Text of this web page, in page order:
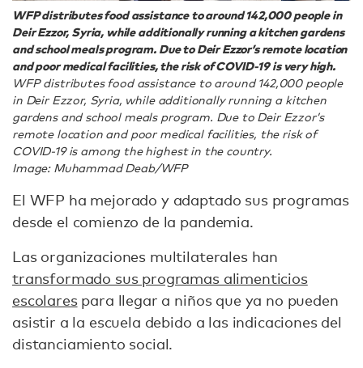
WFP distributes food assistance to around 142,000 people in
Deir Ezzor, Syria, while additionally running a kitchen gardens
and school meals program. Due to Deir Ezzor’s remote location
and poor medical facilities, the risk of COVID-19 is very high.
WFP distributes food assistance to around 142,000 people
in Deir Ezzor, Syria, while additionally running a kitchen
gardens and school meals program. Due to Deir Ezzor’s
remote location and poor medical facilities, the risk of
COVID-19 is among the highest in the country.
Image: Muhammad Deab/WFP
El WFP ha mejorado y adaptado sus programas
desde el comienzo de la pandemia.
Las organizaciones multilaterales han
transformado sus programas alimenticios
escolarespara llegar a niños que ya no pueden
asistir a la escuela debido a las indicaciones del
distanciamiento social.